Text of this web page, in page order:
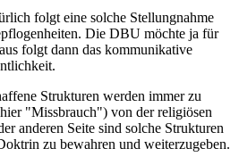
folgt eine solche Stellungnahme
Die DBU möchte ja für
folgt dann das kommunikative
Strukturen werden immer zu
"Missbrauch") von der religiösen
anderen Seite sind solche Strukturen
zu bewahren und weiterzugeben.